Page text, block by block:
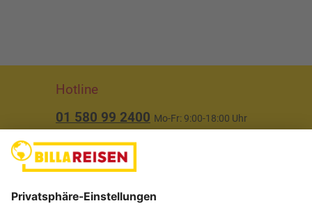
Hotline
01 580 99 2400 Mo-Fr: 9:00-18:00 Uhr
Über uns
Service